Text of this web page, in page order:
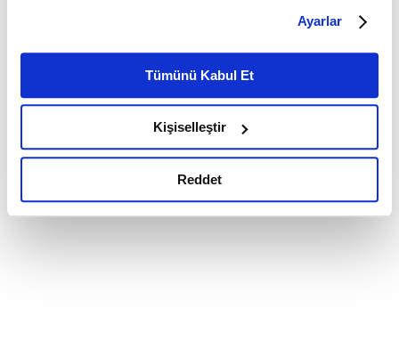
belirleyebilirsiniz. Çerezlere ilişkin detaylı bilgi için
Ayarlar butonuna tıklayabilir,Çerez Bilgilendirme
Metnimizi ziyaret edebilirsiniz.
6698 sayılı Kişisel Verilerin Korunması Kanunu uyarınca
okumak ve sitemizi ziyaretiniz kapsamında
gerçekleştirilen veri işleme faaliyetleri ile ilgili daha
detaylı bilgi almak için lütfentıklayınız.
Ayarlar
Tümünü Kabul Et
Kişiselleştir
Reddet